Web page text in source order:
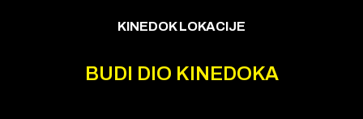
KINEDOK LOKACIJE
BUDI DIO KINEDOKA